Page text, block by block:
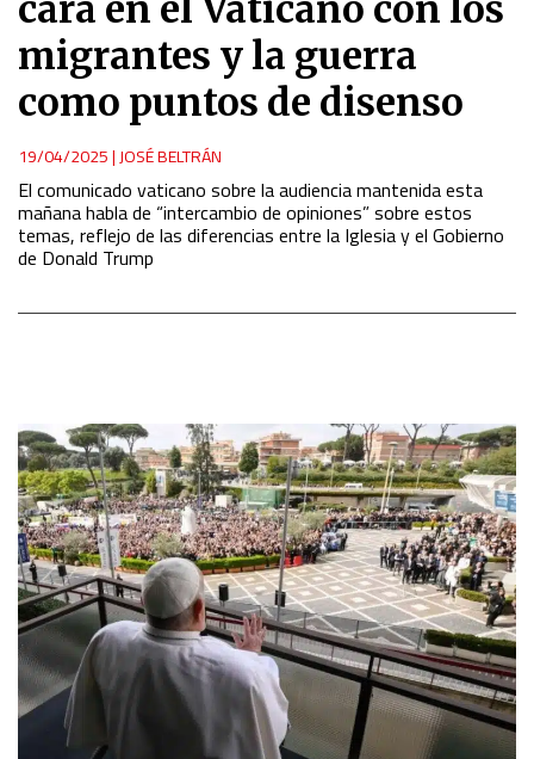
migrantes y la guerra
como puntos de disenso
19/04/2025| JOSÉ BELTRÁN
El comunicado vaticano sobre la audiencia mantenida esta
mañana habla de “intercambio de opiniones” sobre estos
temas, reflejo de las diferencias entre la Iglesia y el Gobierno
de Donald Trump